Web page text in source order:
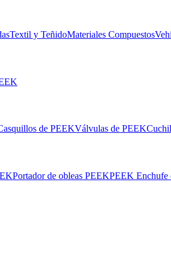
Textil y TeñidoMateriales Compuestos
de PEEKVálvulas de PEEK
Portador de obleas PEEKPEEK Enchufe